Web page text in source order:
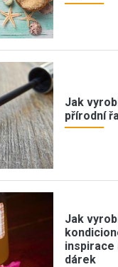
Jak
přírodní
Jak
inspirace
dárek